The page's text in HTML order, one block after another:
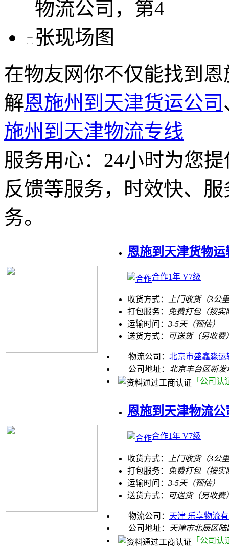
在物友网你不仅能找到
解恩施州到天津货运公司
施州到天津物流专线
服务用心： 24小时为您
反馈等服务，时效快、
务。
恩施到天津货物
合作1年 V7级
收货方式：
上门收货（3公
打包服务：
免费打包（按实
运输时间： 3-5天（预估）
送货方式：
可送货（另收费
物流公司： 北京市盛鑫淼运
公司地址： 北京丰台区新
「公司认
恩施到天津物流
合作1年 V7级
收货方式：
上门收货（3公
打包服务：
免费打包（按实
运输时间： 3-5天（预估）
送货方式：
可送货（另收费
物流公司： 天津 乐享物流
公司地址：
天津市北辰区
「公司认